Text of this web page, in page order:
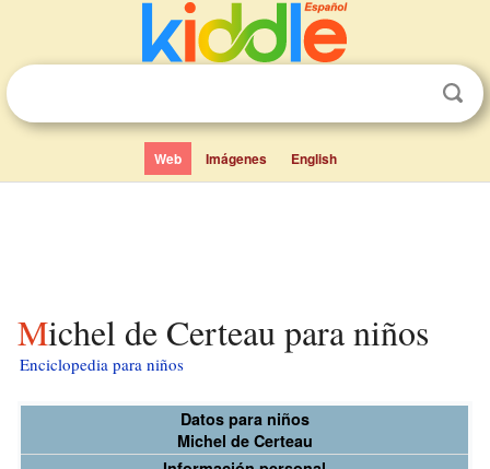
Web Imágenes English
Michel de Certeau para niños
Enciclopedia para niños
Datos para niños
Michel de Certeau